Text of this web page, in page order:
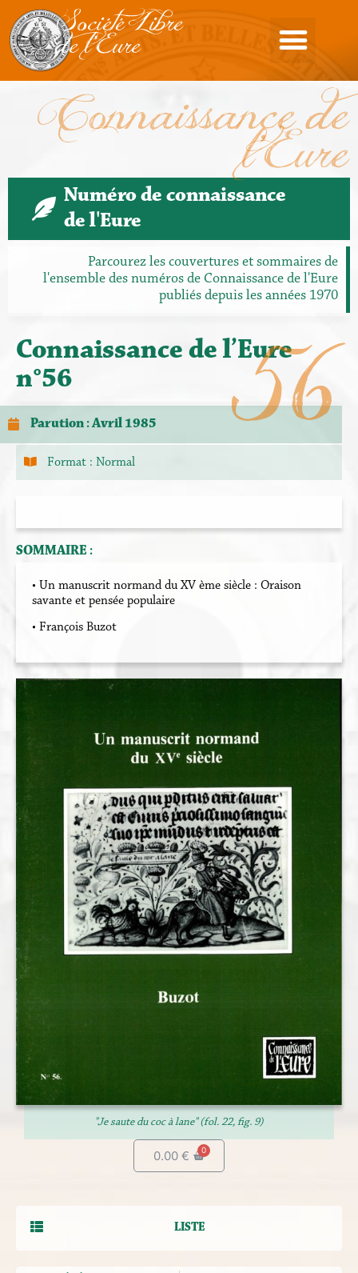
Société Libre
de l'Eure
Connaissance de
l'Eure
Numéro de connaissance
de l'Eure
Parcourez les couvertures et sommaires de
l'ensemble des numéros de Connaissance de l'Eure
publiés depuis les années 1970
"Je saute du coc à lane" (fol. 22, fig. 9)
0.00 €
Connaissance de l’Eure
n°56
Parution : Avril 1985 56
Format : Normal
SOMMAIRE :
• Un manuscrit normand du XV ème siècle : Oraison
savante et pensée populaire
• François Buzot
LISTE